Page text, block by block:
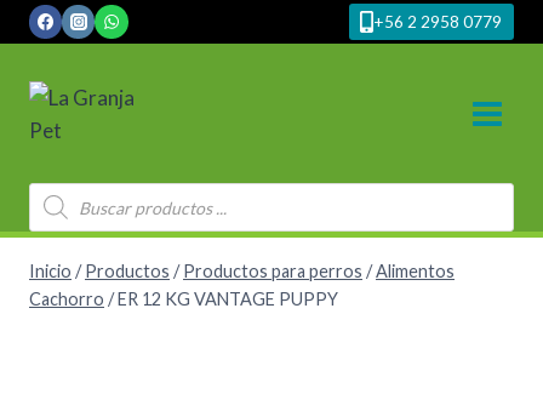
Saltar
al
contenido
+56 2 2958 0779
Búsqueda
de
productos
Inicio / Productos / Productos para perros /Alimentos
Cachorro /ER 12 KG VANTAGE PUPPY